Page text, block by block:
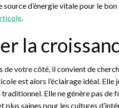
d’énergie vitale pour le
.
la
de votre côté, il convient de
est alors l’éclairage idéal.
Elle ne génère pas de
plus saines pour les cultures